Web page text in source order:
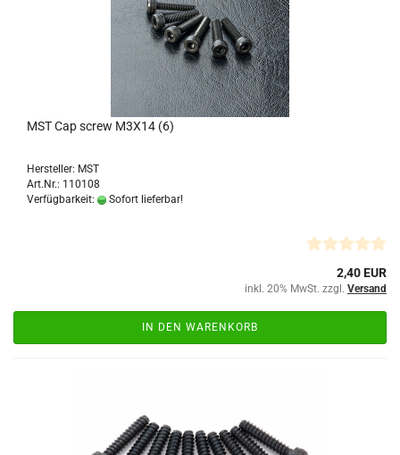
MST Cap screw M3X14 (6)
Hersteller: MST
Art.Nr.: 110108
Verfügbarkeit:
Sofort lieferbar!
2,40 EUR
inkl. 20% MwSt. zzgl. Versand
IN DEN WARENKORB